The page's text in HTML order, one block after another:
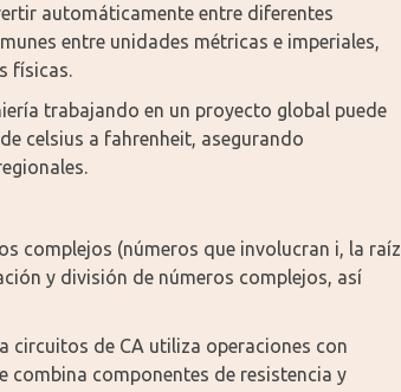
automáticamente entre diferentes
entre unidades métricas e imperiales,
físicas.
trabajando en un proyecto global puede
celsius a fahrenheit, asegurando
complejos (números que involucran i, la raíz
y división de números complejos, así
circuitos de CA utiliza operaciones con
combina componentes de resistencia y